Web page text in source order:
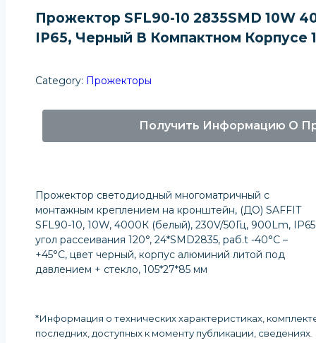
Прожектор SFL90-10 2835SMD 10W
IP65, Черный В Компактном Корпусе
Category: Прожекторы
Получить Информацию О
Прожектор светодиодный многоматричный с
монтажным креплением на кронштейн, (ДО) SAFFIT
SFL90-10, 10W, 4000К (белый), 230V/50Гц, 900Lm,
угол рассеивания 120°, 24*SMD2835, раб.t -40°C –
+45°C, цвет черный, корпус алюминий литой под
давлением + стекло, 105*27*85 мм
*Информация о технических характеристиках,
последних, доступных к моменту публикации, сведениях.